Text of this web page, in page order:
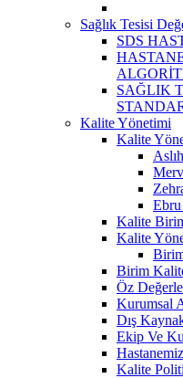
Sağlık Tesisi
SDS
SAĞLIK
Kalite Yönetimi
Kalite
Kalite
Kalite
Birim
Öz
Kurumsal
Dış
Ekip Ve
Kalite